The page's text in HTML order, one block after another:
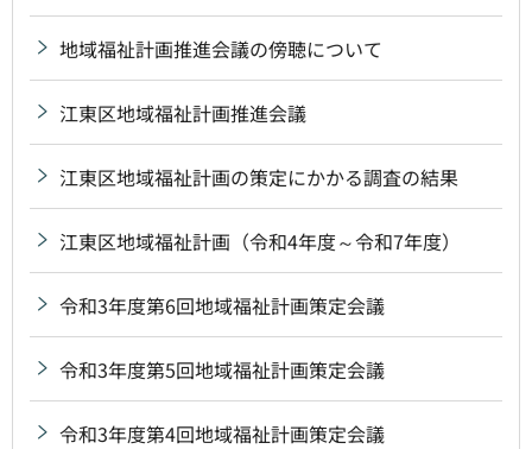
地域福祉計画推進会議の傍聴について
江東区地域福祉計画推進会議
江東区地域福祉計画の策定にかかる調査の結果
江東区地域福祉計画（令和4年度～令和7年度）
令和3年度第6回地域福祉計画策定会議
令和3年度第5回地域福祉計画策定会議
令和3年度第4回地域福祉計画策定会議